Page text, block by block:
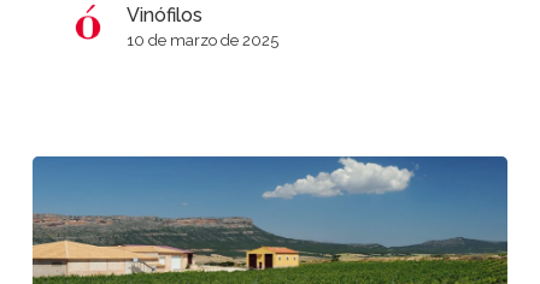
Vinófilos
10 de marzo de 2025